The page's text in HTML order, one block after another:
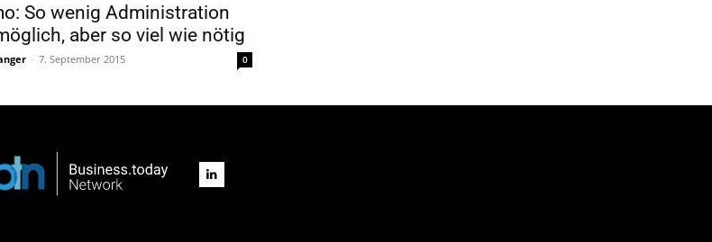
So wenig Administration
aber so viel wie nötig
- 7. September 2015 0